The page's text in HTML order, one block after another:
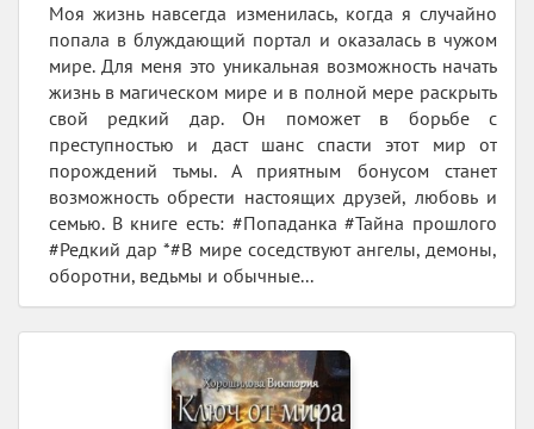
Моя жизнь навсегда изменилась, когда я случайно
попала в блуждающий портал и оказалась в чужом
мире. Для меня это уникальная возможность начать
жизнь в магическом мире и в полной мере раскрыть
свой редкий дар. Он поможет в борьбе с
преступностью и даст шанс спасти этот мир от
порождений тьмы. А приятным бонусом станет
возможность обрести настоящих друзей, любовь и
семью. В книге есть: #Попаданка #Тайна прошлого
#Редкий дар *#В мире соседствуют ангелы, демоны,
оборотни, ведьмы и обычные...